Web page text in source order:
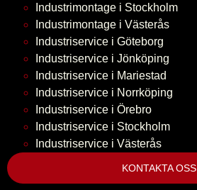
Industrimontage i Stockholm
Industrimontage i Västerås
Industriservice i Göteborg
Industriservice i Jönköping
Industriservice i Mariestad
Industriservice i Norrköping
Industriservice i Örebro
Industriservice i Stockholm
Industriservice i Västerås
KONTAKTA OSS